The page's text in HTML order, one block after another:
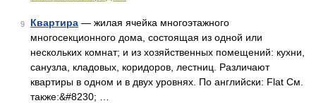
9 Квартира — жилая ячейка многоэтажного
многосекционного дома, состоящая из одной или
нескольких комнат; и из хозяйственных помещений: кухни,
санузла, кладовых, коридоров, лестниц. Различают
квартиры в одном и в двух уровнях. По английски: Flat См.
также:&#8230; …